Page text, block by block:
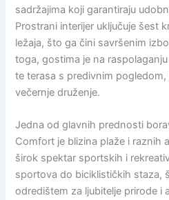
sadržajima koji garantiraju
Prostrani interijer uključuje šest
ležaja, što ga čini savršenim
toga, gostima je na
te terasa s predivnim pogledom,
večernje druženje.
Jedna od glavnih prednosti
Comfort je blizina plaže i raznih
širok spektar sportskih i
sportova do biciklističkih staza,
odredištem za ljubitelje prirode i